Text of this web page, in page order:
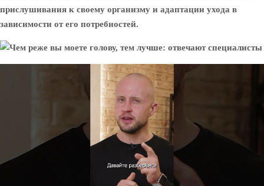
прислушивания к своему организму и адаптации ухода в
зависимости от его потребностей.